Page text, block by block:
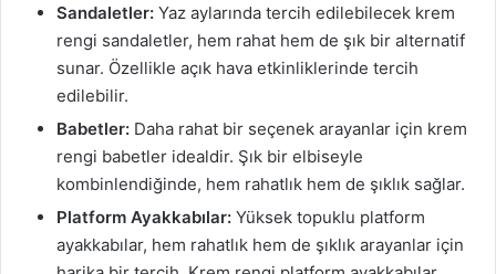
Sandaletler: Yaz aylarında tercih edilebilecek krem
rengi sandaletler, hem rahat hem de şık bir alternatif
sunar. Özellikle açık hava etkinliklerinde tercih
edilebilir.
Babetler: Daha rahat bir seçenek arayanlar için krem
rengi babetler idealdir. Şık bir elbiseyle
kombinlendiğinde, hem rahatlık hem de şıklık sağlar.
Platform Ayakkabılar: Yüksek topuklu platform
ayakkabılar, hem rahatlık hem de şıklık arayanlar için